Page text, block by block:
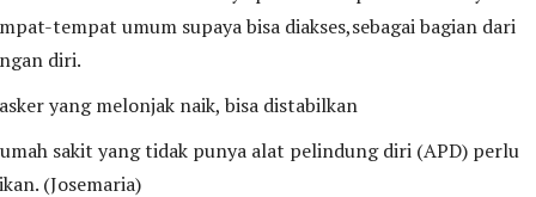
tempat umum supaya bisa diakses,sebagai bagian dari
diri.
yang melonjak naik, bisa distabilkan
sakit yang tidak punya alat pelindung diri (APD) perlu
(Josemaria)